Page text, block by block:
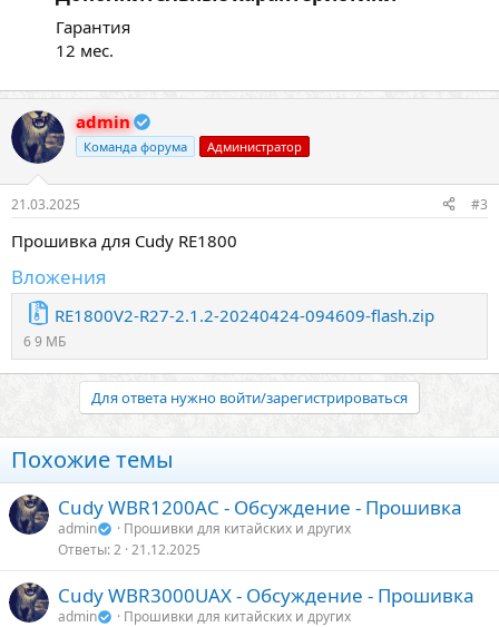
Гарантия
12 мес.
admin
Команда форума Администратор
21.03.2025 #3
Прошивка для Cudy RE1800
Вложения
RE1800V2-R27-2.1.2-20240424-094609-flash.zip
6 9 МБ
Для ответа нужно войти/зарегистрироваться
Похожие темы
Cudy WBR1200AC - Обсуждение - Прошивка
admin
Прошивки для китайских и других
Ответы 2 21.12.2025
Cudy WBR3000UAX - Обсуждение - Прошивка
admin
Прошивки для китайских и других